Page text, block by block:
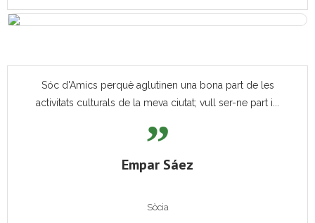
Sóc d'Amics perquè aglutinen una bona part de les
activitats culturals de la meva ciutat; vull ser-ne part i...
Empar Sáez
Sòcia